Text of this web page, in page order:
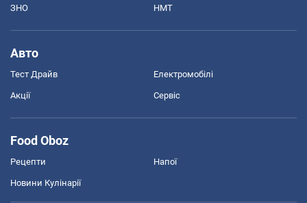
ЗНО НМТ
Авто
Тест Драйв Електромобілі
Акції Сервіс
Food Oboz
Рецепти Напої
Новини Кулінарії